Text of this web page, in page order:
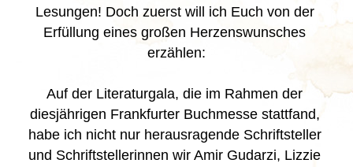
Lesungen! Doch zuerst will ich Euch von der
Erfüllung eines großen Herzenswunsches
erzählen:
Auf der Literaturgala, die im Rahmen der
diesjährigen Frankfurter Buchmesse stattfand,
habe ich nicht nur herausragende Schriftsteller
und Schriftstellerinnen wir Amir Gudarzi, Lizzie